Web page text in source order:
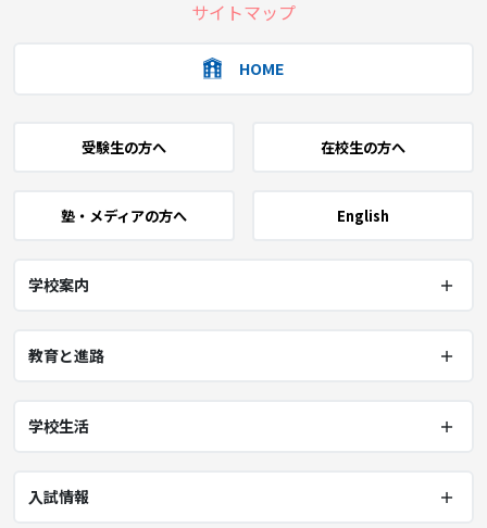
サイトマップ
HOME
受験生の方へ 在校生の方へ
塾・メディアの方へ English
学校案内
教育と進路
学校生活
入試情報